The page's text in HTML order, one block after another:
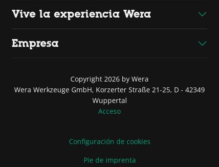
Vive la experiencia Wera
Empresa
Copyright 2026 by Wera
Wera Werkzeuge GmbH, Korzerter Straße 21-25, D - 42349
Wuppertal
Acceso
Configuración de cookies
Pie de imprenta